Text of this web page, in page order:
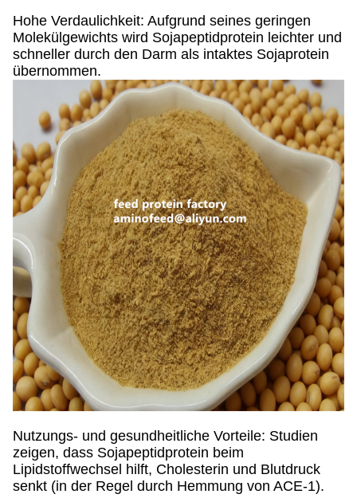
Hohe Verdaulichkeit: Aufgrund seines geringen
Molekülgewichts wird Sojapeptidprotein leichter und
schneller durch den Darm als intaktes Sojaprotein
übernommen.
Nutzungs- und gesundheitliche Vorteile: Studien
zeigen, dass Sojapeptidprotein beim
Lipidstoffwechsel hilft, Cholesterin und Blutdruck
senkt (in der Regel durch Hemmung von ACE-1).